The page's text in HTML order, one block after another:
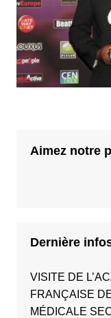
Aimez notre
Dernière
VISITE DE
FRANÇAISE
MÉDICALE